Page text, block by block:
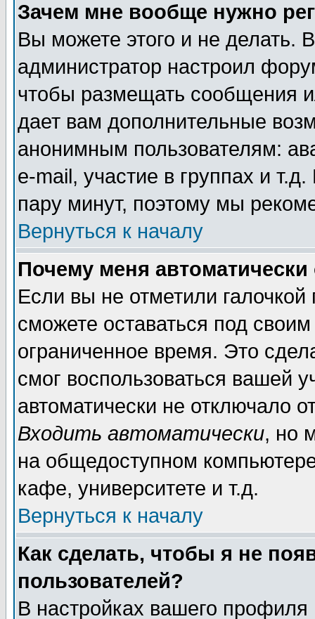
Зачем мне вообще нужно
Вы можете этого и не делать.
администратор настроил
чтобы размещать сообщения
дает вам дополнительные
анонимным пользователям:
e-mail, участие в группах и
пару минут, поэтому мы
Вернуться к началу
Почему меня автоматически
Если вы не отметили галочкой
сможете оставаться под
ограниченное время. Это
смог воспользоваться вашей
автоматически не отключало
Входить автоматически, но
на общедоступном
кафе, университете и т.д.
Вернуться к началу
Как сделать, чтобы я не
пользователей?
В настройках вашего